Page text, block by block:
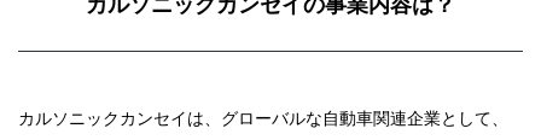
カルソニックカンセイの事業内容は？
カルソニックカンセイは、グローバルな自動車関連企業として、